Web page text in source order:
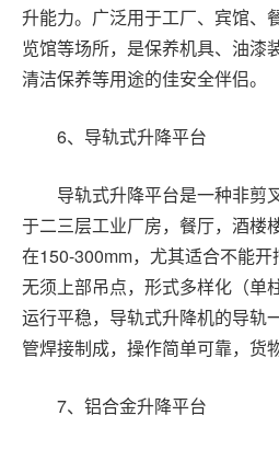
升能力。广泛用于工厂、宾馆、
览馆等场所，是保养机具、油漆
清洁保养等用途的佳安全伴侣。
6、导轨式升降平台
导轨式升降平台是一种非剪
于二三层工业厂房，餐厅，酒楼
在150-300mm，尤其适合不能
无须上部吊点，形式多样化（单
运行平稳，导轨式升降机的导轨
管焊接制成，操作简单可靠，货
7、铝合金升降平台